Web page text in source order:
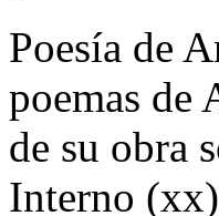
Poesía de
poemas de
de su obra
Interno